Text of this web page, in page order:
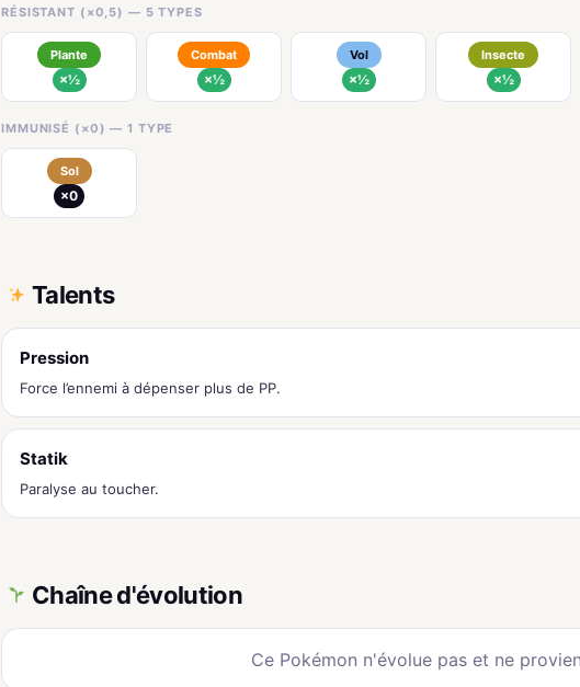
RÉSISTANT (×0,5) — 5 TYPES
Plante
×½
Combat
×½
Vol
×½
Insecte
×½
IMMUNISÉ (×0) — 1 TYPE
Sol
×0
Talents
Pression
Force l’ennemi à dépenser plus de PP.
Statik
Paralyse au toucher.
Chaîne d'évolution
Ce Pokémon n'évolue pas et ne